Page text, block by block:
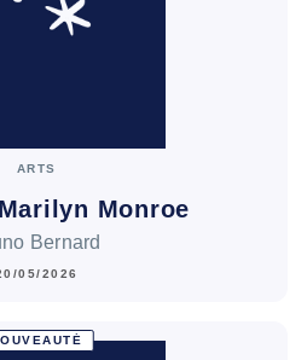
ARTS
Monroe
Bernard
05/2026